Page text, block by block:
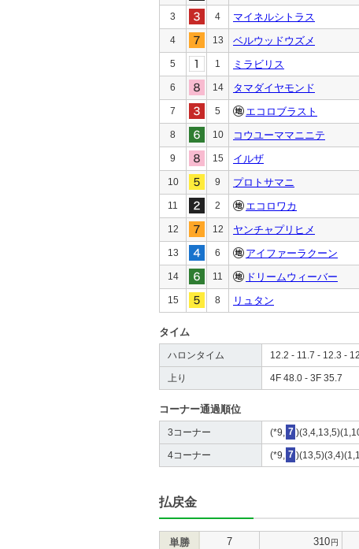
3 4 マイネルシトラス
4 13 ベルウッドウズメ
5 1 ミラビリス
6 14 タマダイヤモンド
7 5 エコロブラスト
8 10 コウユーママニニテ
9 15 イルザ
10 9 プロトサマニ
11 2 エコロワカ
12 12 ヤンチャプリヒメ
13 6 アイファーラクーン
14 11 ドリームウィーバー
15 8 リュタン
タイム
ハロンタイム 12.2 - 11.7 - 12.3 -
上り 4F 48.0 - 3F 35.7
コーナー通過順位
3コーナー (*9, 7
4コーナー (*9, 7
払戻金
単勝 7 310円